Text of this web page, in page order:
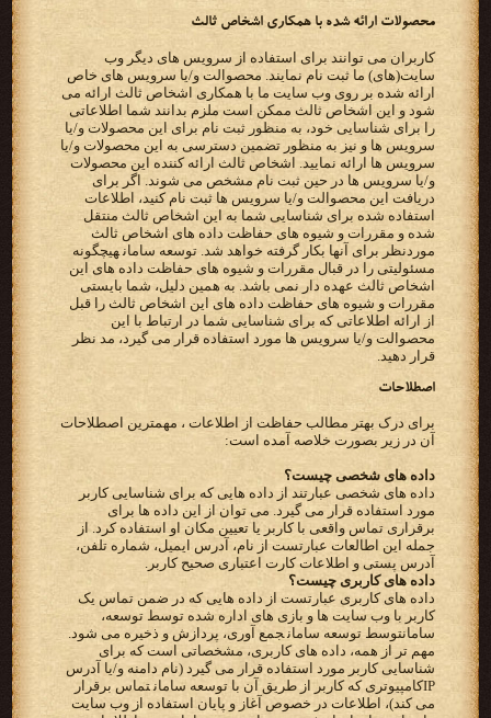
‫محصولات ارائه شده با همکاری اشخاص ثالث‬
‫کاربران می توانند برای استفاده از سرویس های دیگر وب
‫ارائه شده بر روی وب سایت ما با همکاری اشخاص ثالث ارائه می
شود و این اشخاص ثالث ممکن است ملزم بدانند شما‬ ‫اطلاعاتی
را برای شناسایی خود، به منظور ثبت نام برای این محصولات و/یا
سرویس ها و نیز به منظور تضمین دسترسی به‬ ‫این محصولات و/یا
سرویس ها ارائه نمایید. اشخاص ثالث ارائه کننده این محصولات
و/یا سرویس ها در حین ثبت نام مشخص‬ ‫می شوند. اگر برای
دریافت این محصوالت و/یا سرویس ها ثبت نام کنید، اطلاعات
استفاده شده برای شناسایی شما به این‬ ‫اشخاص ثالث منتقل
شده و مقررات و شیوه های حفاظت داده های اشخاص ثالث
موردنظر برای آنها بکار گرفته خواهد شد.‬ ‫‪ توسعه سامان‬هیچگونه
مسئولیتی را در قبال مقررات و شیوه های حفاظت داده های این
اشخاص ثالث عهده دار نمی باشد. به‬ ‫همین دلیل، شما بایستی
مقررات و شیوه های حفاظت داده های این اشخاص ثالث را قبل
از ارائه اطلاعاتی که برای شناسایی شما‬ ‫در ارتباط با این
محصوالت و/یا سرویس ها مورد استفاده قرار می گیرد، مد نظر
قرار دهید.‬
اصطلاحات
برای درک بهتر مطالب حفاظت از اطلاعات ، مهمترین اصطلاحات
آن در زیر بصورت خلاصه آمده است:
داده های شخصی چیست؟
‫داده های شخصی عبارتند از داده هایی که برای شناسایی کاربر
‫برقراری تماس واقعی با کاربر یا تعیین مکان او استفاده کرد. از
‫آدرس پستی و اطلاعات کارت اعتباری صحیح کاربر.‬
‫داده های کاربری چیست؟‬
‫داده های کاربری عبارتست از داده هایی که در ضمن تماس یک
کاربر با وب سایت ها و بازی های اداره شده توسط‬ ‫‪ ،توسعه
سامان‬توسط ‪ توسعه سامان‬جمع آوری، پردازش و ذخیره می شود.
مهم تر از همه، داده های کاربری، مشخصاتی است‬ ‫که برای
IP‬کامپیوتری که کاربر از طریق آن با‬ ‫‪ توسعه سامان‬تماس برقرار
می کند)، اطلاعات در خصوص آغاز و پایان استفاده از وب سایت